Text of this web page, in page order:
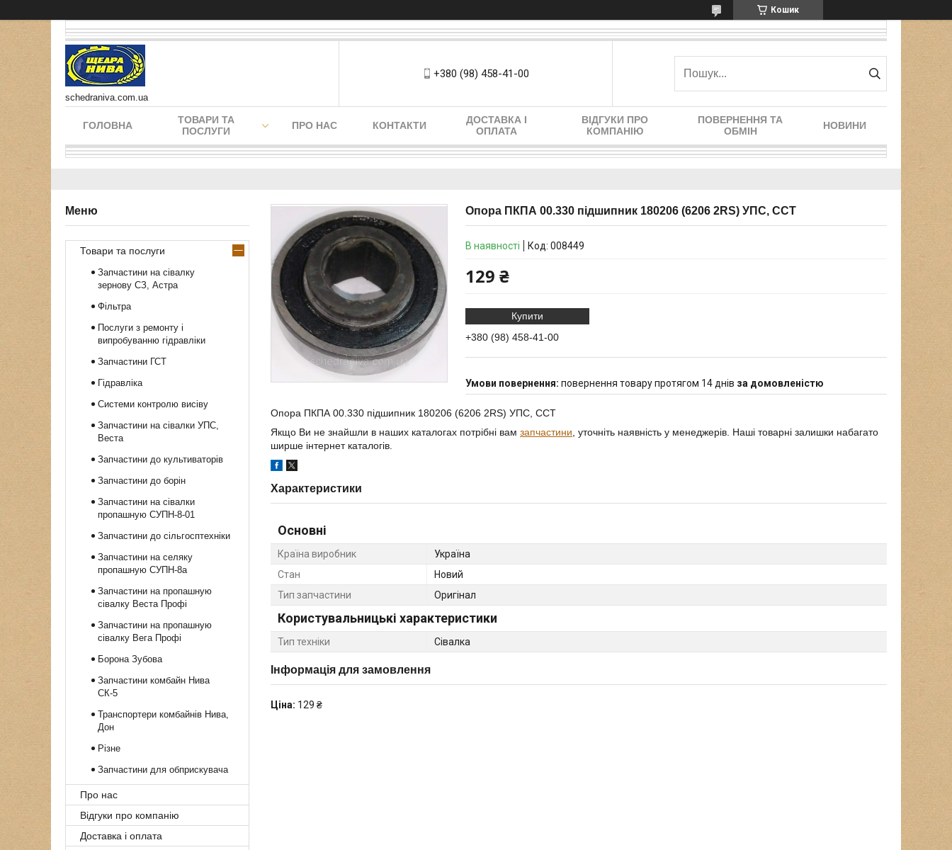
Кошик
schedraniva.com.ua
+380 (98) 458-41-00
ГОЛОВНА
ТОВАРИ ТА
ПОСЛУГИ
ПРО НАС КОНТАКТИ
ДОСТАВКА І
ОПЛАТА
ВІДГУКИ ПРО
КОМПАНІЮ
ПОВЕРНЕННЯ ТА
ОБМІН
НОВИНИ
Опора ПКПА 00.330 підшипник 180206 (6206 2RS) УПС, ССТ
В наявності Код: 008449
129 ₴
Купити
+380 (98) 458-41-00
повернення товару протягом 14 днів за домовленістю
Опора ПКПА 00.330 підшипник 180206 (6206 2RS) УПС, ССТ
Якщо Ви не знайшли в наших каталогах потрібні вам запчастини , уточніть наявність у менеджерів. Наші товарні залишки набагато
ширше інтернет каталогів.
Характеристики
Основні
Країна виробник
Україна
Стан
Новий
Тип запчастини
Оригінал
Користувальницькі характеристики
Тип техніки Сівалка
Інформація для замовлення
Ціна: 129 ₴
Товари та послуги
Запчастини на сівалку
зернову СЗ, Астра
Фільтра
Послуги з ремонту і
випробуванню гідравліки
Запчастини ГСТ
Гідравліка
Системи контролю висіву
Запчастини на сівалки УПС,
Веста
Запчастини до культиваторів
Запчастини до борін
Запчастини на сівалки
пропашную СУПН-8-01
Запчастини до сільгосптехніки
Запчастини на селяку
пропашную СУПН-8а
Запчастини на пропашную
сівалку Веста Профі
Запчастини на пропашную
сівалку Вега Профі
Борона Зубова
Запчастини комбайн Нива
СК-5
Транспортери комбайнів Нива,
Дон
Різне
Запчастини для обприскувача
Про нас
Відгуки про компанію
Доставка і оплата